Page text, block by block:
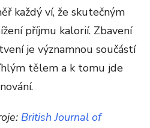
každý ví, že skutečným
příjmu kalorií. Zbavení
je významnou součástí
tělem a k tomu jde
British Journal of